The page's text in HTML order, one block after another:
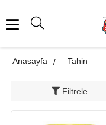
Anasayfa Tahin
Filtrele